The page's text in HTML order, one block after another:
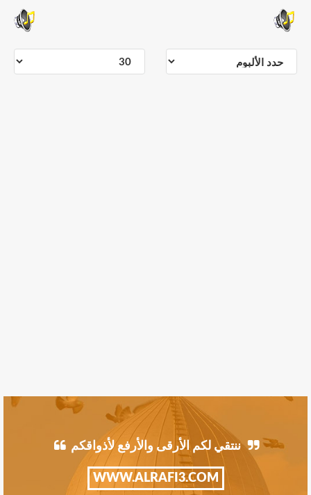
ننتقي لكم الأرقى والأرفع لأذواقكم
WWW.ALRAFI3.COM